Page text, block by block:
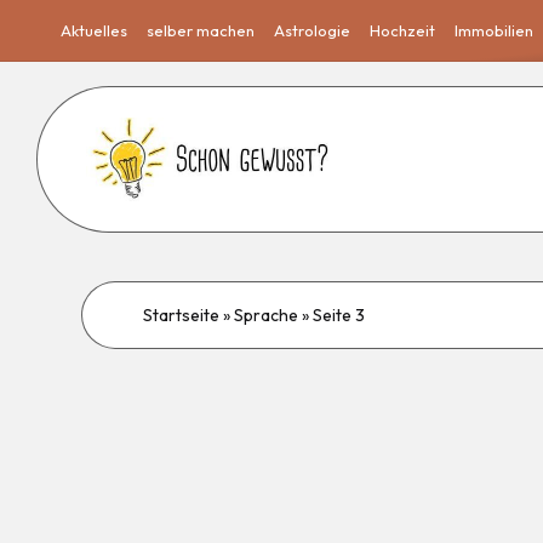
Aktuelles selber machen Astrologie Hochzeit Immobilien
Startseite »Sprache »Seite 3